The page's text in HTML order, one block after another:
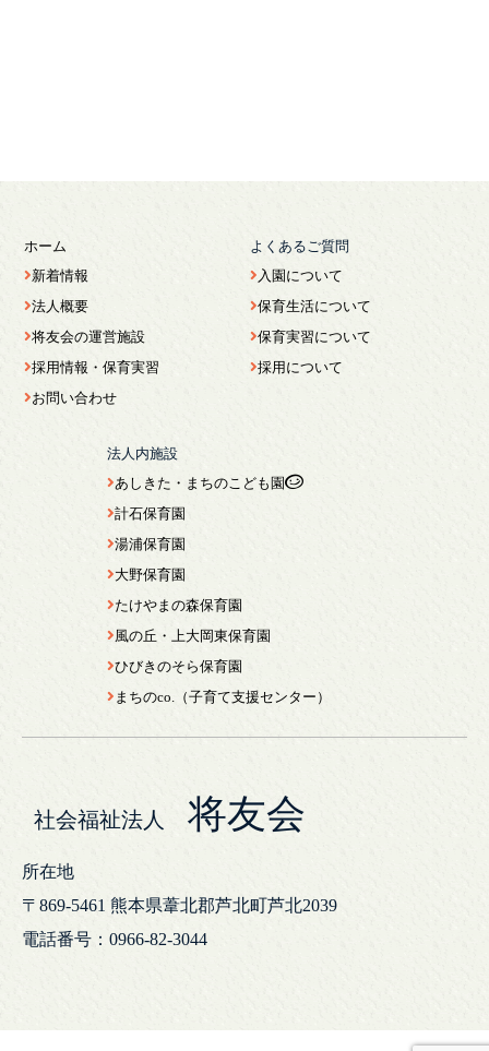
社会福祉法人 将友会
所在地
〒869-5461 熊本県葦北郡芦北町芦北2039
電話番号：0966-82-3044
ホーム
新着情報
法人概要
将友会の運営施設
採用情報・保育実習
お問い合わせ
よくあるご質問
入園について
保育生活について
保育実習について
採用について
法人内施設
あしきた・まちのこども園
計石保育園
湯浦保育園
大野保育園
たけやまの森保育園
風の丘・上大岡東保育園
ひびきのそら保育園
まちのco.（子育て支援センター）